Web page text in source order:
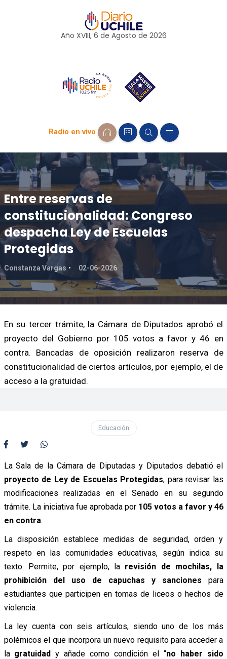
Año XVIII, 6 de Agosto de 2026
Radio en vivo
Entre reservas de
constitucionalidad: Congreso
despacha Ley de Escuelas
Protegidas
Constanza Vargas 02-06-2026
En su tercer trámite, la Cámara de Diputados aprobó el
proyecto del Gobierno por 105 votos a favor y 46 en
contra. Bancadas de oposición realizaron reserva de
constitucionalidad de ciertos artículos, por ejemplo, el de
acceso a la gratuidad.
Educación
La Sala de la Cámara de Diputadas y Diputados debatió el
proyecto de Ley de Escuelas Protegidas, para revisar las
modificaciones realizadas en el Senado en su segundo
trámite. La iniciativa fue aprobada por 105 votos a favor y 46
en contra.
La disposición establece medidas de seguridad, orden y
respeto en las comunidades educativas, según indica su
texto. Permite, por ejemplo, la revisión de mochilas, la
prohibición del uso de capuchas y sanciones para
estudiantes que participen en tomas de liceos o hechos de
violencia.
La ley cuenta con seis artículos, siendo uno de los más
polémicos el que incorpora un nuevo requisito para acceder a
la gratuidad y añade como condición el “no haber sido